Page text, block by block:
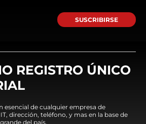
SUSCRIBIRSE
REGISTRO ÚNICO
esencial de cualquier empresa de
dirección, teléfono, y mas en la base de
del país.